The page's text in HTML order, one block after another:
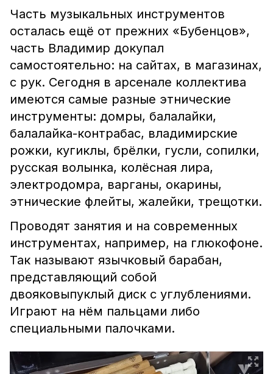
Часть музыкальных инструментов
осталась ещё от прежних «Бубенцов»,
часть Владимир докупал
самостоятельно: на сайтах, в магазинах,
с рук. Сегодня в арсенале коллектива
имеются самые разные этнические
инструменты: домры, балалайки,
балалайка-контрабас, владимирские
рожки, кугиклы, брёлки, гусли, сопилки,
русская волынка, колёсная лира,
электродомра, варганы, окарины,
этнические флейты, жалейки, трещотки.
Проводят занятия и на современных
инструментах, например, на глюкофоне.
Так называют язычковый барабан,
представляющий собой
двояковыпуклый диск с углублениями.
Играют на нём пальцами либо
специальными палочками.